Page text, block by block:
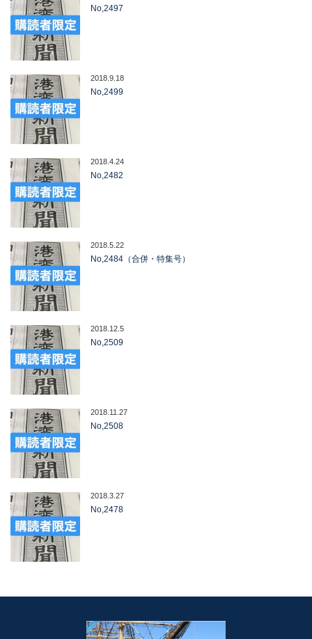
No,2497
2018.9.18
No,2499
2018.4.24
No,2482
2018.5.22
No,2484（合併・特集号）
2018.12.5
No,2509
2018.11.27
No,2508
2018.3.27
No,2478